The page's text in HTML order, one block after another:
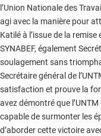
l’Union Nationale des
agi avec la manière pour
Katilé à l’issue de la
SYNABEF, également
soulagement sans
Secrétaire général de
satisfaction et prouve la
avez démontré que
capable de surmonter les
d’aborder cette victoire